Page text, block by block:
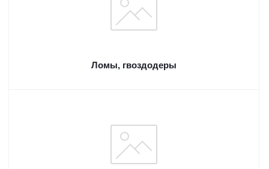
Ломы, гвоздодеры